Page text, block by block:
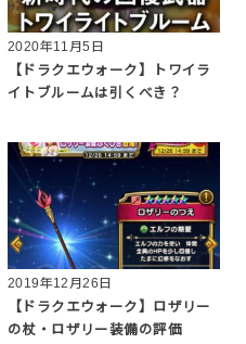
2020年11月5日
【ドラクエウォーク】トワイラ
イトブルームは引くべき？
2019年12月26日
【ドラクエウォーク】ロザリー
の杖・ロザリー装備の評価